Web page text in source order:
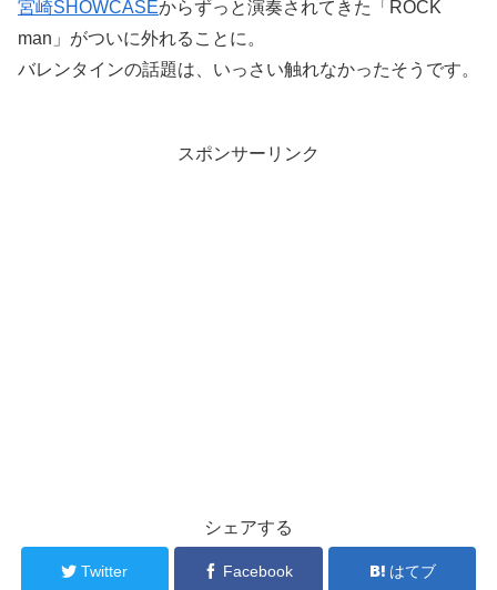
宮崎SHOWCASEからずっと演奏されてきた「ROCK
man」がついに外れることに。
バレンタインの話題は、いっさい触れなかったそうです。
スポンサーリンク
シェアする
Twitter Facebook はてブ